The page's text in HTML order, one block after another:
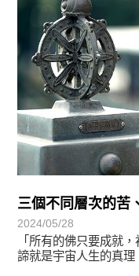
三個不同層次的苦
2024/05/28
「所有的佛只要成就
諦就是宇宙人生的真理